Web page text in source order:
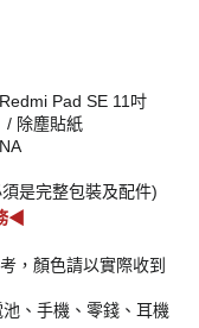
Pad SE 11吋
/ 除塵貼紙
是完整包裝及配件)
◀
，顏色請以實際收到
、手機、零錢、耳機